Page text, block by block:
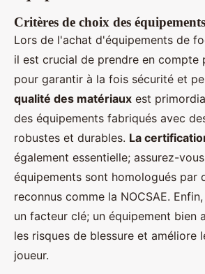
Critères de choix des équipements
Lors de l'achat d'équipements de
il est crucial de prendre en compte
pour garantir à la fois sécurité et
qualité des matériaux est
des équipements fabriqués avec
robustes et durables. La
également essentielle; assurez-
équipements sont homologués par
reconnus comme la NOCSAE. Enfin,
un facteur clé; un équipement bien
les risques de blessure et améliore
joueur.